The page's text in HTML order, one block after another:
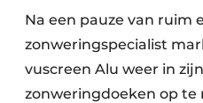
Na een pauze van ruim
zonweringspecialist
vuscreen Alu weer in
zonweringdoeken op te